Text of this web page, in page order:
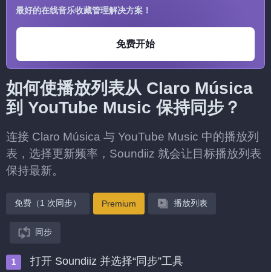
最好的在线音乐收藏管理解决方案！
免费开始
如何使播放列表从 Claro Música
到 YouTube Music 保持同步？
连接 Claro Música 与 YouTube Music 中的播放列
表，选择更新频率，Soundiiz 就会让目标播放列表
保持最新。
免费（1 次同步） Premium 播放列表
同步
打开 Soundiiz 并选择“同步”工具